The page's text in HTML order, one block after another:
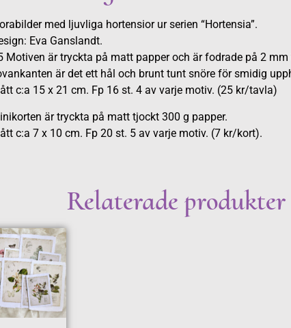
med ljuvliga hortensior ur serien “Hortensia”.
Eva Ganslandt.
Motiven är tryckta på matt papper och är fodrade på 2
är det ett hål och brunt tunt snöre för smidig
c:a 15 x 21 cm. Fp 16 st. 4 av varje motiv. (25 kr/tavla)
är tryckta på matt tjockt 300 g papper.
c:a 7 x 10 cm. Fp 20 st. 5 av varje motiv. (7 kr/kort).
Relaterade produkter